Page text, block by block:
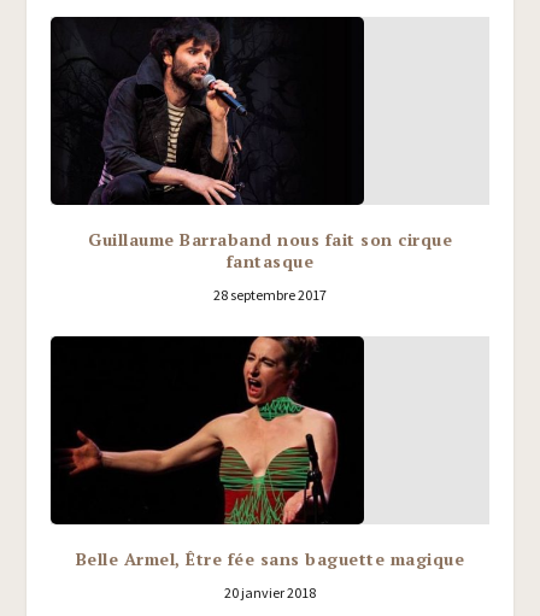
Guillaume Barraband nous fait son cirque
fantasque
28 septembre 2017
Belle Armel, Être fée sans baguette magique
20 janvier 2018